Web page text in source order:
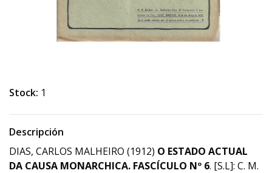
Stock: 1
Descripción
DIAS, CARLOS MALHEIRO (1912) O ESTADO ACTUAL
DA CAUSA MONARCHICA. FASCÍCULO Nº 6. [S.L]: C. M.